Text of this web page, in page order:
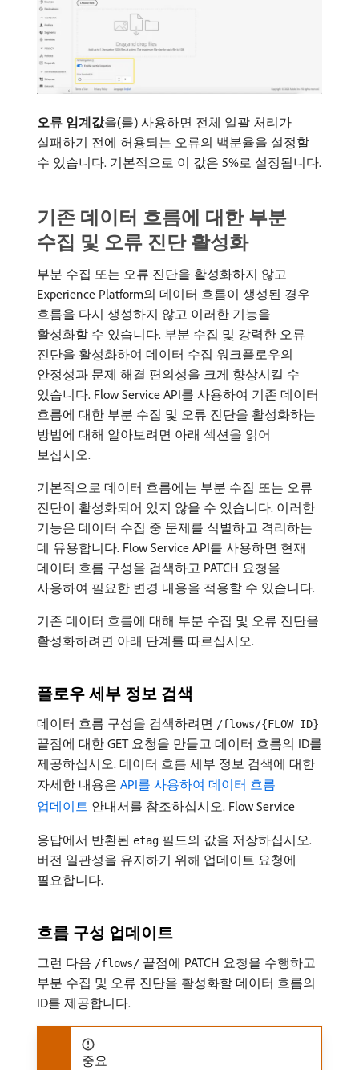
오류 임계값​을(를) 사용하면 전체 일괄 처리가
실패하기 전에 허용되는 오류의 백분율을 설정할
수 있습니다. 기본적으로 이 값은 5%로 설정됩니다.
기존 데이터 흐름에 대한 부분
수집 및 오류 진단 활성화
부분 수집 또는 오류 진단을 활성화하지 않고
Experience Platform의 데이터 흐름이 생성된 경우
흐름을 다시 생성하지 않고 이러한 기능을
활성화할 수 있습니다. 부분 수집 및 강력한 오류
진단을 활성화하여 데이터 수집 워크플로우의
안정성과 문제 해결 편의성을 크게 향상시킬 수
있습니다. Flow Service API를 사용하여 기존 데이터
흐름에 대한 부분 수집 및 오류 진단을 활성화하는
방법에 대해 알아보려면 아래 섹션을 읽어
보십시오.
기본적으로 데이터 흐름에는 부분 수집 또는 오류
진단이 활성화되어 있지 않을 수 있습니다. 이러한
기능은 데이터 수집 중 문제를 식별하고 격리하는
데 유용합니다. Flow Service API를 사용하면 현재
데이터 흐름 구성을 검색하고 PATCH 요청을
사용하여 필요한 변경 내용을 적용할 수 있습니다.
기존 데이터 흐름에 대해 부분 수집 및 오류 진단을
활성화하려면 아래 단계를 따르십시오.
플로우 세부 정보 검색
데이터 흐름 구성을 검색하려면 /flows/{FLOW_ID}
끝점에 대한 GET 요청을 만들고 데이터 흐름의 ID를
제공하십시오. 데이터 흐름 세부 정보 검색에 대한
자세한 내용은 API를 사용하여 데이터 흐름
업데이트 안내서를 참조하십시오. Flow Service
응답에서 반환된 etag 필드의 값을 저장하십시오.
버전 일관성을 유지하기 위해 업데이트 요청에
필요합니다.
흐름 구성 업데이트
그런 다음 /flows/ 끝점에 PATCH 요청을 수행하고
부분 수집 및 오류 진단을 활성화할 데이터 흐름의
ID를 제공합니다.
중요